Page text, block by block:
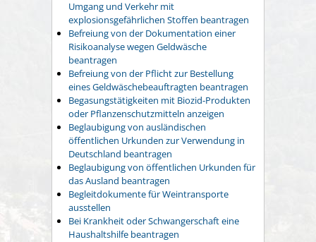
Umgang und Verkehr mit
explosionsgefährlichen Stoffen beantragen
Befreiung von der Dokumentation einer
Risikoanalyse wegen Geldwäsche
beantragen
Befreiung von der Pflicht zur Bestellung
eines Geldwäschebeauftragten beantragen
Begasungstätigkeiten mit Biozid-Produkten
oder Pflanzenschutzmitteln anzeigen
Beglaubigung von ausländischen
öffentlichen Urkunden zur Verwendung in
Deutschland beantragen
Beglaubigung von öffentlichen Urkunden für
das Ausland beantragen
Begleitdokumente für Weintransporte
ausstellen
Bei Krankheit oder Schwangerschaft eine
Haushaltshilfe beantragen